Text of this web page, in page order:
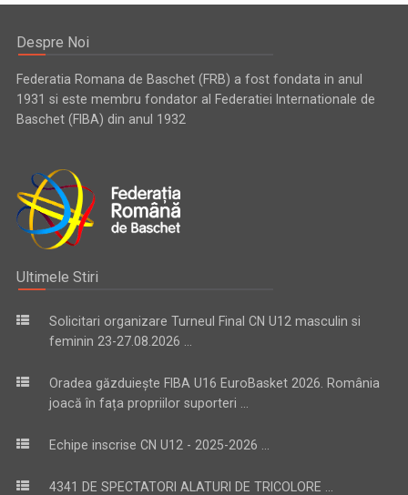
Despre Noi
Federatia Romana de Baschet (FRB) a fost fondata in anul
1931 si este membru fondator al Federatiei Internationale de
Baschet (FIBA) din anul 1932
Ultimele Stiri
Solicitari organizare Turneul Final CN U12 masculin si
feminin 23-27.08.2026 ...
Oradea găzduiește FIBA U16 EuroBasket 2026. România
joacă în fața propriilor suporteri ...
Echipe inscrise CN U12 - 2025-2026 ...
4341 DE SPECTATORI ALATURI DE TRICOLORE ...